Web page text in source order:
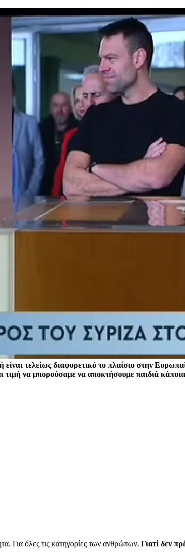
τελείως διαφορετικό το πλαίσιο στην
να μπορούσαμε να αποκτήσουμε παιδιά
Για όλες τις κατηγορίες των ανθρώπων. Γιατί δεν